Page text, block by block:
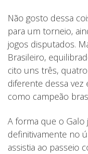
Não gosto dessa
para um torneio,
jogos disputados.
Brasileiro,
cito uns três,
diferente dessa vez
como campeão
A forma que o
definitivamente no
assistia ao passeio